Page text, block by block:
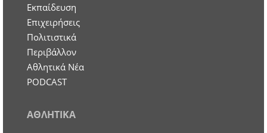
Εκπαίδευση
Επιχειρήσεις
Πολιτιστικά
Περιβάλλον
Αθλητικά Νέα
PODCAST
ΑΘΛΗΤΙΚΑ